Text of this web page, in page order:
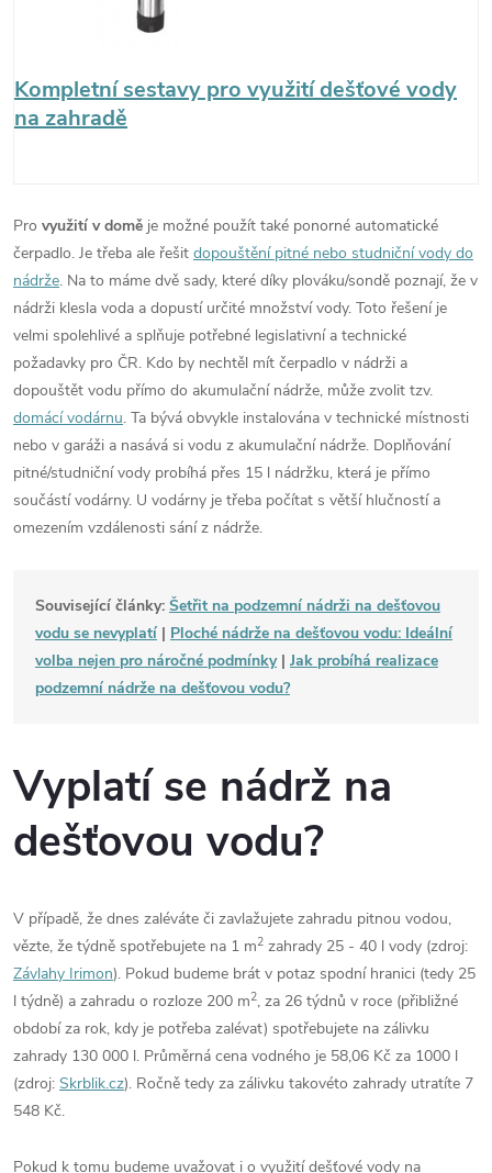
Kompletní sestavy pro využití dešťové vody
na zahradě
Pro využití v domě je možné použít také ponorné automatické
čerpadlo. Je třeba ale řešit dopouštění pitné nebo studniční vody do
nádrže. Na to máme dvě sady, které díky plováku/sondě poznají, že v
nádrži klesla voda a dopustí určité množství vody. Toto řešení je
velmi spolehlivé a splňuje potřebné legislativní a technické
požadavky pro ČR. Kdo by nechtěl mít čerpadlo v nádrži a
dopouštět vodu přímo do akumulační nádrže, může zvolit tzv.
domácí vodárnu. Ta bývá obvykle instalována v technické místnosti
nebo v garáži a nasává si vodu z akumulační nádrže. Doplňování
pitné/studniční vody probíhá přes 15 l nádržku, která je přímo
součástí vodárny. U vodárny je třeba počítat s větší hlučností a
omezením vzdálenosti sání z nádrže.
Související články: Šetřit na podzemní nádrži na dešťovou
vodu se nevyplatí | Ploché nádrže na dešťovou vodu: Ideální
volba nejen pro náročné podmínky| Jak probíhá realizace
podzemní nádrže na dešťovou vodu?
Vyplatí se nádrž na
dešťovou vodu?
V případě, že dnes zaléváte či zavlažujete zahradu pitnou vodou,
vězte, že týdně spotřebujete na 1 m2 zahrady 25 - 40 l vody (zdroj:
Závlahy Irimon). Pokud budeme brát v potaz spodní hranici (tedy 25
l týdně) a zahradu o rozloze 200 m2, za 26 týdnů v roce (přibližné
období za rok, kdy je potřeba zalévat) spotřebujete na zálivku
zahrady 130 000 l. Průměrná cena vodného je 58,06 Kč za 1000 l
(zdroj: Skrblik.cz). Ročně tedy za zálivku takovéto zahrady utratíte 7
548 Kč.
Pokud k tomu budeme uvažovat i o využití dešťové vody na